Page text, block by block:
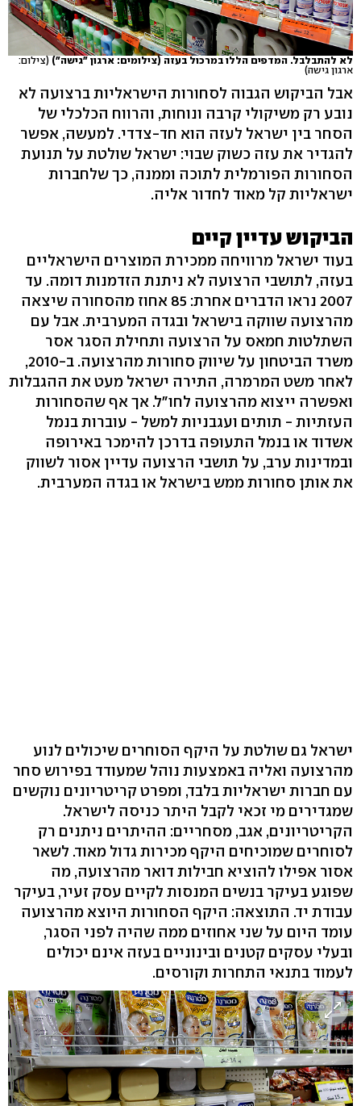
לא להתבלבל. המדפים הללו במרכול בעזה (צילומים: ארגון "גישה") (צילום:
ארגון גישה)
אבל הביקוש הגבוה לסחורות הישראליות ברצועה לא
נובע רק משיקולי קרבה ונוחות, והרווח הכלכלי של
הסחר בין ישראל לעזה הוא חד-צדדי. למעשה, אפשר
להגדיר את עזה כשוק שבוי: ישראל שולטת על תנועת
הסחורות הפורמלית לתוכה וממנה, כך שלחברות
ישראליות קל מאוד לחדור אליה.
הביקוש עדיין קיים
בעוד ישראל מרוויחה ממכירת המוצרים הישראליים
בעזה, לתושבי הרצועה לא ניתנת הזדמנות דומה. עד
2007 נראו הדברים אחרת: 85 אחוז מהסחורה שיצאה
מהרצועה שווקה בישראל ובגדה המערבית. אבל עם
השתלטות חמאס על הרצועה ותחילת הסגר אסר
לאחר משט המרמרה, התירה ישראל מעט את ההגבלות
ואפשרה ייצוא מהרצועה לחו"ל. אך אף שהסחורות
העזתיות - תותים ועגבניות למשל - עוברות בנמל
אשדוד או בנמל התעופה בדרכן להימכר באירופה
ובמדינות ערב, על תושבי הרצועה עדיין אסור לשווק
את אותן סחורות ממש בישראל או בגדה המערבית.
ישראל גם שולטת על היקף הסוחרים שיכולים לנוע
מהרצועה ואליה באמצעות נוהל שמעודד בפירוש סחר
עם חברות ישראליות בלבד, ומפרט קריטריונים נוקשים
שמגדירים מי זכאי לקבל היתר כניסה לישראל.
הקריטריונים, אגב, מסחריים: ההיתרים ניתנים רק
לסוחרים שמוכיחים היקף מכירות גדול מאוד. לשאר
אסור אפילו להוציא חבילות דואר מהרצועה, מה
שפוגע בעיקר בנשים המנסות לקיים עסק זעיר, בעיקר
עבודת יד. התוצאה: היקף הסחורות היוצא מהרצועה
עומד היום על שני אחוזים ממה שהיה לפני הסגר,
ובעלי עסקים קטנים ובינוניים בעזה אינם יכולים
לעמוד בתנאי התחרות וקורסים.